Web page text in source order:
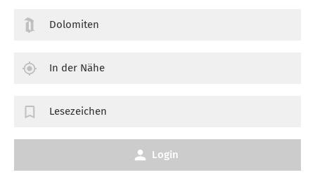
Dolomiten
In der Nähe
Lesezeichen
Login